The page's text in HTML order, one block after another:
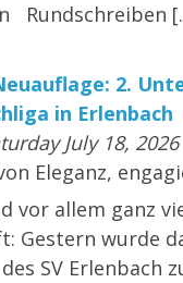
Rundschreiben
2.
in Erlenbach
July 18, 2026
Eleganz,
vor allem ganz
Gestern wurde
SV Erlenbach